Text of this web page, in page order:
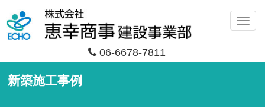
06-6678-7811
メ
新築施工事例